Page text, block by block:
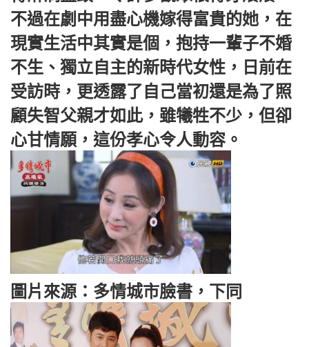
不過在劇中用盡心機嫁得富貴的她，在
現實生活中其實是個，抱持一輩子不婚
不生、獨立自主的新時代女性，日前在
受訪時，更透露了自己當初還是為了照
顧失智父親才如此，雖犧牲不少，但卻
心甘情願，這份孝心令人動容。
圖片來源：多情城市臉書，下同